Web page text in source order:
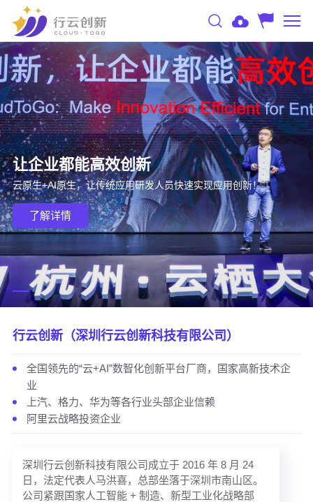
让企业都能高效创新
云原生+AI原生，让传统应用研发人员快速实现应用创新！
了解详情
行云创新（深圳行云创新科技有限公司）
全国领先的“云+AI”数智化创新平台厂商，国家高新技术企
业
上汽、格力、华为等各行业头部企业信赖
阿里云战略投资企业
深圳行云创新科技有限公司成立于 2016 年 8 月 24
日，法定代表人马洪喜，总部坐落于深圳市南山区。
公司紧跟国家人工智能 + 制造、新型工业化战略部